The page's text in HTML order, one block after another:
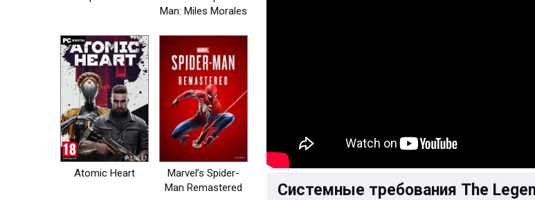
Man: Miles Morales
Atomic Heart
Marvel’s Spider-
Man Remastered
Системные требования The